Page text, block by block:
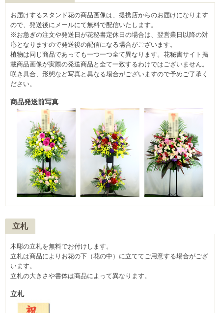
お届けするスタンド花の商品画像は、提携店からのお届けになります
ので、発送後にメールにて無料で配信いたします。
※お急ぎの注文や発送日が花秘書定休日の場合は、翌営業日以降の対
応となりますので発送後の配信になる場合がございます。
植物は同じ商品であっても一つ一つ全て異なります。花秘書サイト掲
載商品画像が実際の発送商品と全て一致するわけではございません。
咲き具合、形態など写真と異なる場合がございますので予めご了承く
ださい。
商品発送前写真
立札
木彫の立札を無料でお付けします。
立札は商品によりお花の下（花の中）に立ててご用意する場合がござ
います。
立札の大きさや書体は商品によって異なります。
立札